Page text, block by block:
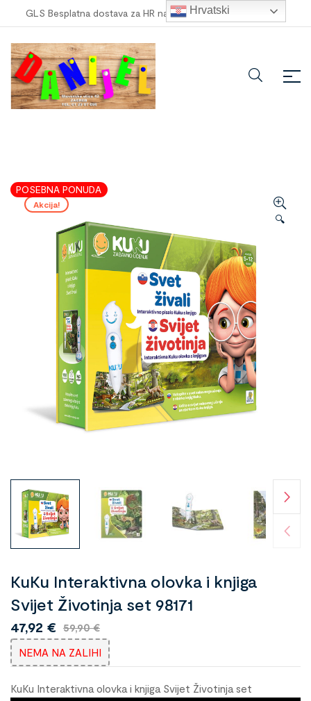
GLS Besplatna dostava za HR narudžbe veće od 100,00 €
🔍
Akcija!
POSEBNA PONUDA
KuKu Interaktivna olovka i knjiga
Svijet Životinja set 98171
59,90€
47,92 €
NEMA NA ZALIHI
KuKu Interaktivna olovka i knjiga Svijet Životinja set
Hrvatski